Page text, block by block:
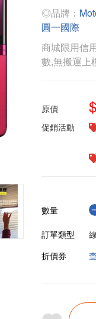
◎品牌：
圓一國際
商城限用信
數,無搬運上
原價 $
促銷活動
數量
訂單類型
折價券